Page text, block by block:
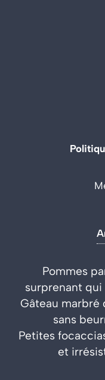
Pommes
surprenant
Gâteau marbré
sans
Petites
et